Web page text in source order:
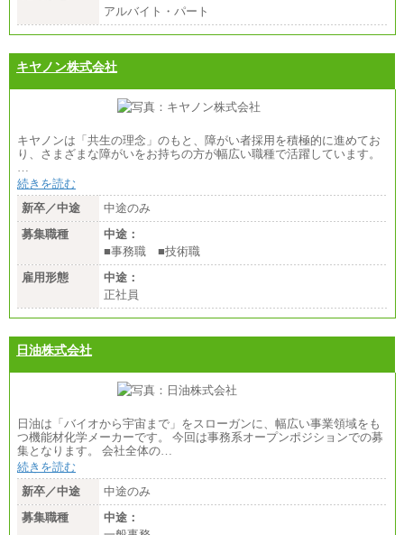
アルバイト・パート
キヤノン株式会社
キヤノンは「共生の理念」のもと、障がい者採用を積極的に進めてお
り、さまざまな障がいをお持ちの方が幅広い職種で活躍しています。
…
続きを読む
新卒／中途
中途のみ
募集職種
中途：
■事務職 ■技術職
雇用形態
中途：
正社員
日油株式会社
日油は「バイオから宇宙まで」をスローガンに、幅広い事業領域をも
つ機能材化学メーカーです。 今回は事務系オープンポジションでの募
集となります。 会社全体の…
続きを読む
新卒／中途
中途のみ
募集職種
中途：